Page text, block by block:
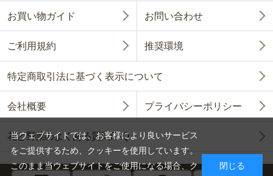
お買い物ガイド お問い合わせ
ご利用規約 推奨環境
特定商取引法に基づく表示について
会社概要 プライバシーポリシー
花と野菜のよくある質問FAQ
当ウェブサイトでは、お客様により良いサービス
をご提供するため、クッキーを使用しています。
このまま当ウェブサイトをご使用になる場合、ク
閉じる